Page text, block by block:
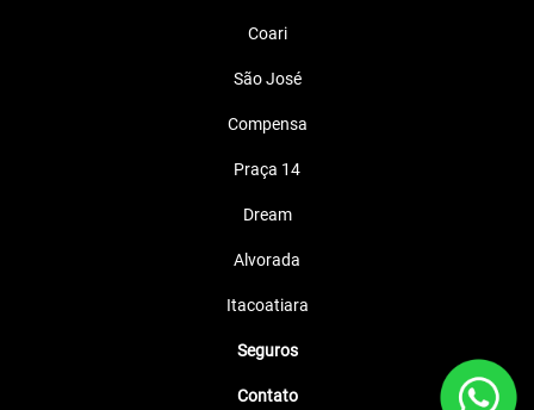
Coari
São José
Compensa
Praça 14
Dream
Alvorada
Itacoatiara
Seguros
Contato